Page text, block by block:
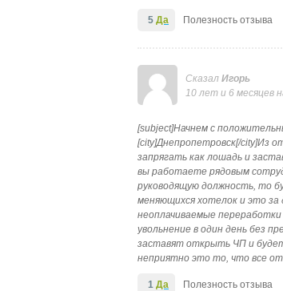
Полезность отзыва
5 Да
Сказал Игорь
10 лет и 6 месяцев
[subject]Начнем с
[city]Днепропетровск[/city]Из
запрягать как лошадь и
вы работаете рядовым
руководящую должность, то
меняющихся хотелок и это за
неоплачиваемые
увольнение в один день без
заставят открыть ЧП и
неприятно это то, что все
Полезность отзыва
1 Да